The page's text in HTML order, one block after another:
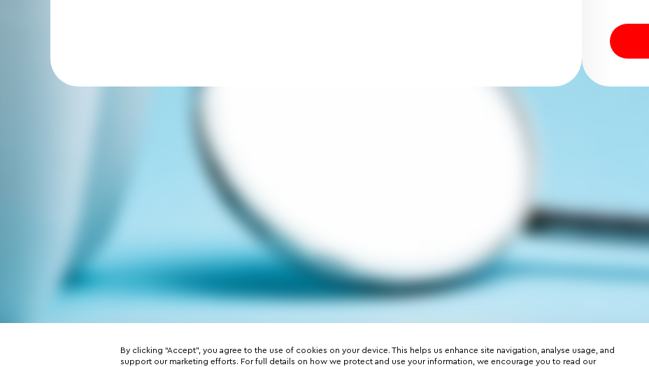
By clicking “Accept”, you agree to the use of cookies on your device. This helps us enhance site navigation, analyse usage, and
support our marketing efforts. For full details on how we protect and use your information, we encourage you to read our